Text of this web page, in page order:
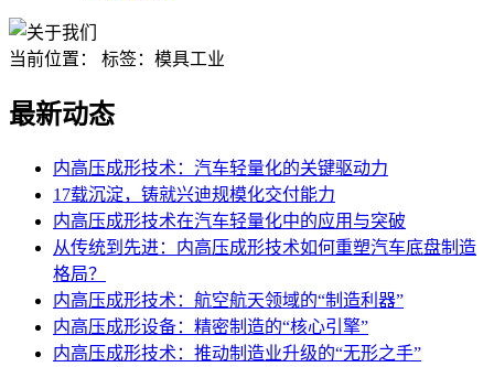
当前位置： 标签：模具工业
最新动态
内高压成形技术：汽车轻量化的关键驱动力
17载沉淀，铸就兴迪规模化交付能力
内高压成形技术在汽车轻量化中的应用与突破
从传统到先进：内高压成形技术如何重塑汽车底盘制造
格局？
内高压成形技术：航空航天领域的“制造利器”
内高压成形设备：精密制造的“核心引擎”
内高压成形技术：推动制造业升级的“无形之手”